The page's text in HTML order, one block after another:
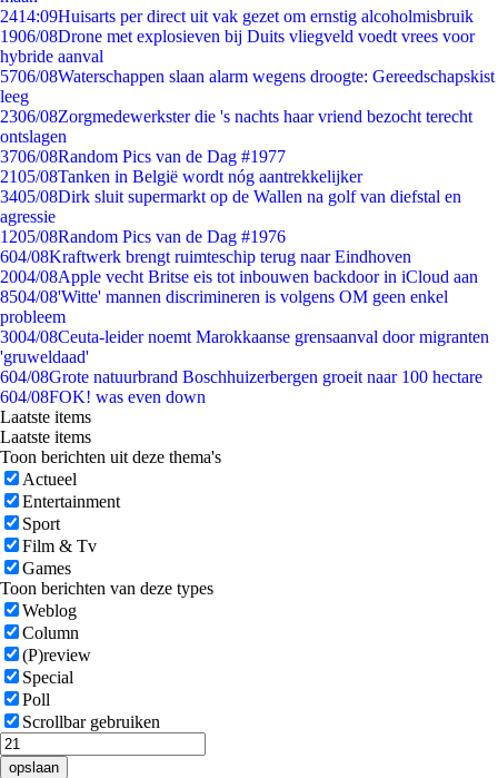
2414:09Huisarts per direct uit vak gezet om ernstig alcoholmisbruik
1906/08Drone met explosieven bij Duits vliegveld voedt vrees voor
hybride aanval
5706/08Waterschappen slaan alarm wegens droogte: Gereedschapskist
leeg
2306/08Zorgmedewerkster die 's nachts haar vriend bezocht terecht
ontslagen
3706/08Random Pics van de Dag #1977
2105/08Tanken in België wordt nóg aantrekkelijker
3405/08Dirk sluit supermarkt op de Wallen na golf van diefstal en
agressie
1205/08Random Pics van de Dag #1976
604/08Kraftwerk brengt ruimteschip terug naar Eindhoven
2004/08Apple vecht Britse eis tot inbouwen backdoor in iCloud aan
8504/08'Witte' mannen discrimineren is volgens OM geen enkel
probleem
3004/08Ceuta-leider noemt Marokkaanse grensaanval door migranten
'gruweldaad'
604/08Grote natuurbrand Boschhuizerbergen groeit naar 100 hectare
604/08FOK! was even down
Laatste items
Laatste items
Toon berichten uit deze thema's
Actueel
Entertainment
Sport
Film & Tv
Games
Toon berichten van deze types
Weblog
Column
(P)review
Special
Poll
Scrollbar gebruiken
opslaan